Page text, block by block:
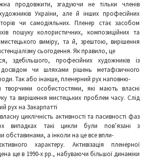
продовжити, згадуючи не тільки членів
України, але й інших професійних
чи самодіяльних. Пленер стає засобом
пошуку колористичних, композиційних та
виміру, та й, зрештою, вирішення
сьогодення. Як правило, це
здебільшого, професійних художників із
чи шляхами рішень метафізичного
Так або інакше, пленерний рух наповню-
творчими особистостями, які мають власні
та вирішення мистецьких проблем часу. Слід
рух на Закарпатті
циклічність активності та пасивності фаз
випадках такі цикли були пов’язані з
обставинами, а інколи на це все впли-
характеру. Активізація пленерної
ще в 1990-х рр., набуваючи більшої динаміки